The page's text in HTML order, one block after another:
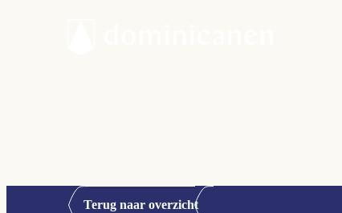
Terug naar overzicht